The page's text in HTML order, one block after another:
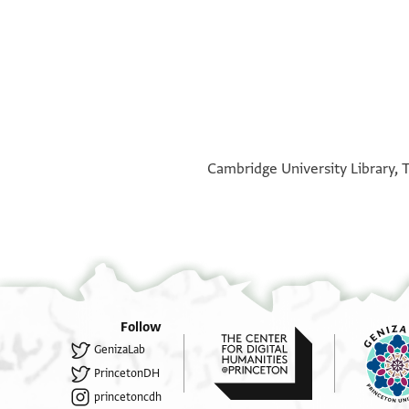
Cambridge University Library,
Follow
GenizaLab
PrincetonDH
princetoncdh